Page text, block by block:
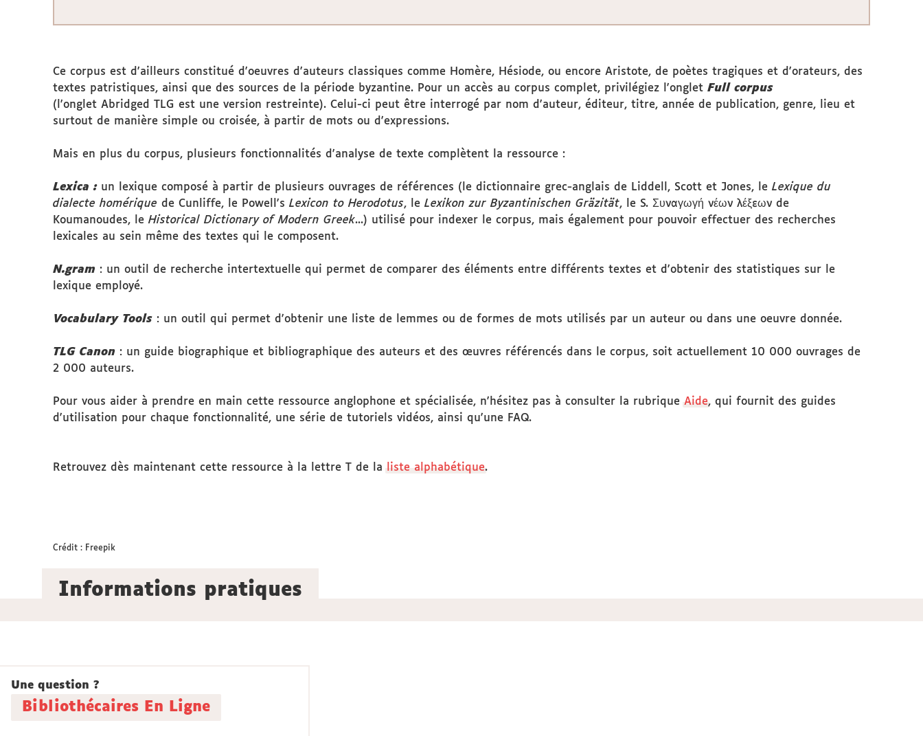
Ce corpus est d'ailleurs constitué d'oeuvres d'auteurs classiques comme Homère, Hésiode, ou encore Aristote, de poètes tragiques et d'orateurs, des
textes patristiques, ainsi que des sources de la période byzantine. Pour un accès au corpus complet, privilégiez l'onglet Full corpus
(l'onglet Abridged TLG est une version restreinte). Celui-ci peut être interrogé par nom d'auteur, éditeur, titre, année de publication, genre, lieu et
surtout de manière simple ou croisée, à partir de mots ou d'expressions.
Mais en plus du corpus, plusieurs fonctionnalités d'analyse de texte complètent la ressource :
Lexica : un lexique composé à partir de plusieurs ouvrages de références (le dictionnaire grec-anglais de Liddell, Scott et Jones, le Lexique du
dialecte homérique de Cunliffe, le Powell's Lexicon to Herodotus, le Lexikon zur Byzantinischen Gräzität, le S. Συναγωγή νέων λέξεων de
Koumanoudes, le Historical Dictionary of Modern Greek...) utilisé pour indexer le corpus, mais également pour pouvoir effectuer des recherches
lexicales au sein même des textes qui le composent.
N.gram : un outil de recherche intertextuelle qui permet de comparer des éléments entre différents textes et d'obtenir des statistiques sur le
lexique employé.
Vocabulary Tools : un outil qui permet d'obtenir une liste de lemmes ou de formes de mots utilisés par un auteur ou dans une oeuvre donnée.
TLG Canon : un guide biographique et bibliographique des auteurs et des œuvres référencés dans le corpus, soit actuellement 10 000 ouvrages de
2 000 auteurs.
Pour vous aider à prendre en main cette ressource anglophone et spécialisée, n'hésitez pas à consulter la rubrique Aide, qui fournit des guides
d'utilisation pour chaque fonctionnalité, une série de tutoriels vidéos, ainsi qu'une FAQ.
Retrouvez dès maintenant cette ressource à la lettre T de la liste alphabétique.
Crédit : Freepik
Informations pratiques
Une question ?
Bibliothécaires En Ligne